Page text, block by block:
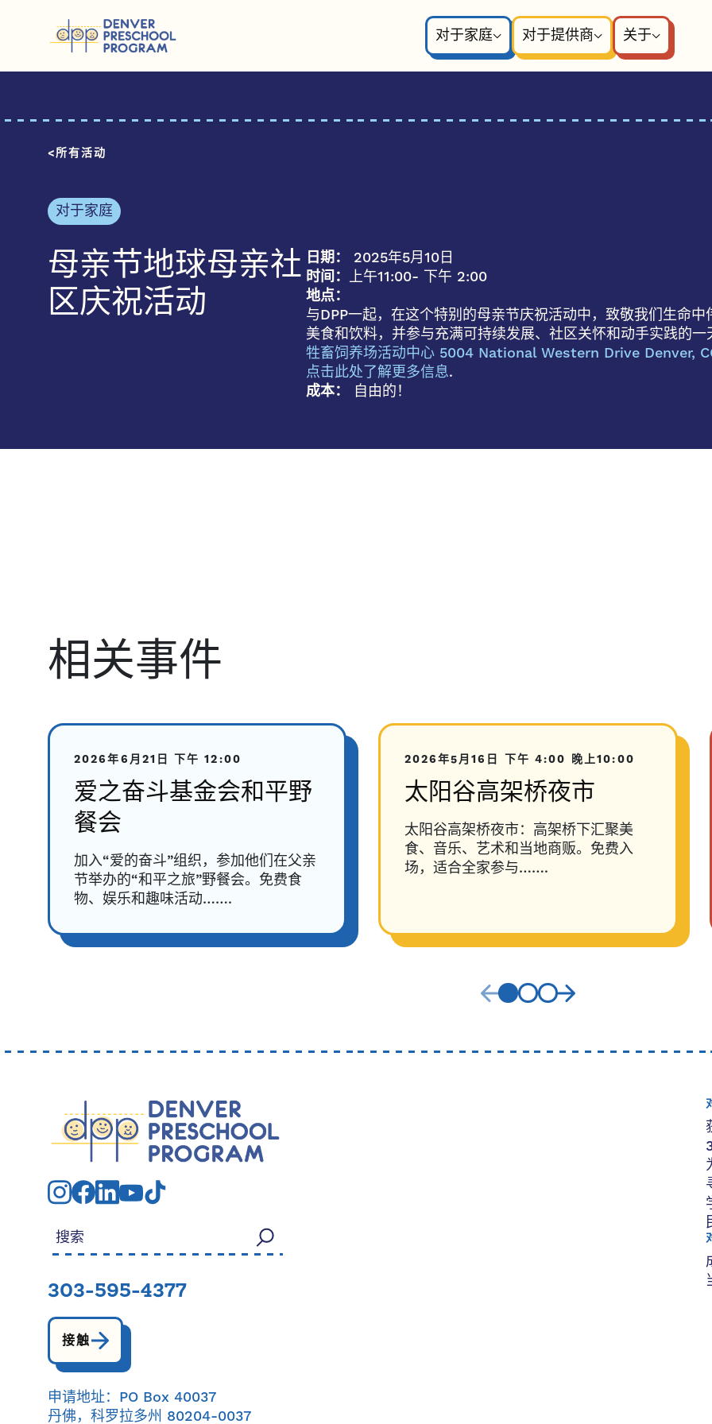
对于家庭
对于提供商 关于
所有活动
对于家庭
母亲节地球母亲社
区庆祝活动
日期：
2025年5月10日
时间： 上午11:00- 下午 2:00
地点：
与DPP一起，在这个特别的母亲节庆祝活动中，致敬我们生命
美食和饮料，并参与充满可持续发展、社区关怀和动手实践的一
牲畜饲养场活动中心 5004 National Western Drive Denver,
点击此处了解更多信息.
成本：
自由的！
相关事件
2026年6月21日 下午 12:00
爱之奋斗基金会和平野
餐会
加入“爱的奋斗”组织，参加他们在父亲
节举办的“和平之旅”野餐会。免费食
物、娱乐和趣味活动…….
2026年5月16日 下午 4:00 晚上10:00
太阳谷高架桥夜市
太阳谷高架桥夜市：高架桥下汇聚美
食、音乐、艺术和当地商贩。免费入
场，适合全家参与…….
搜索：
303-595-4377
接触
申请地址：PO Box 40037
丹佛，科罗拉多州 80204-0037